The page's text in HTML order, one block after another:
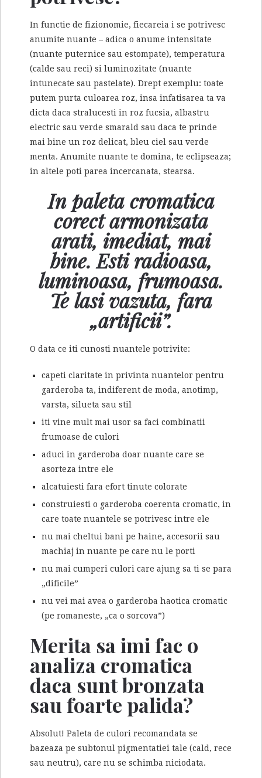
In functie de fizionomie, fiecareia i se potrivesc
anumite nuante – adica o anume intensitate
(nuante puternice sau estompate), temperatura
(calde sau reci) si luminozitate (nuante
intunecate sau pastelate). Drept exemplu: toate
putem purta culoarea roz, insa infatisarea ta va
dicta daca stralucesti in roz fucsia, albastru
electric sau verde smarald sau daca te prinde
mai bine un roz delicat, bleu ciel sau verde
menta. Anumite nuante te domina, te eclipseaza;
in altele poti parea incercanata, stearsa.
In paleta cromatica
corect armonizata
arati, imediat, mai
bine. Esti radioasa,
luminoasa, frumoasa.
Te lasi vazuta, fara
„artificii”.
O data ce iti cunosti nuantele potrivite:
capeti claritate in privinta nuantelor pentru
garderoba ta, indiferent de moda, anotimp,
varsta, silueta sau stil
iti vine mult mai usor sa faci combinatii
frumoase de culori
aduci in garderoba doar nuante care se
asorteza intre ele
alcatuiesti fara efort tinute colorate
construiesti o garderoba coerenta cromatic, in
care toate nuantele se potrivesc intre ele
nu mai cheltui bani pe haine, accesorii sau
machiaj in nuante pe care nu le porti
nu mai cumperi culori care ajung sa ti se para
„dificile”
nu vei mai avea o garderoba haotica cromatic
(pe romaneste, „ca o sorcova”)
Merita sa imi fac o
analiza cromatica
daca sunt bronzata
sau foarte palida?
Absolut! Paleta de culori recomandata se
bazeaza pe subtonul pigmentatiei tale (cald, rece
sau neutru), care nu se schimba niciodata.